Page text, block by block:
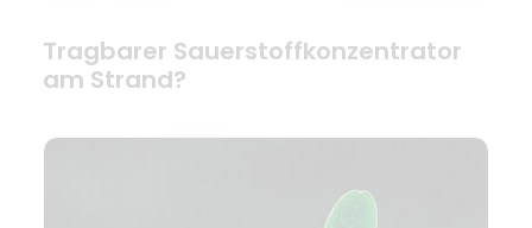
Tragbarer Sauerstoffkonzentrator
am Strand?